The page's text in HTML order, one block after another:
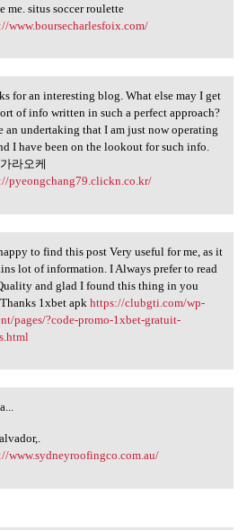
me. situs soccer roulette
www.boursecharlesfoix.com/
for an interesting
for an interesting blog. What else may I get
of info written in such a perfect approach?
an undertaking that I am just now operating
I have been on the lookout for such info.
라오케
pyeongchang79.clickn.co.kr/
to find this post
to find this post Very useful for me, as it
lot of information. I Always prefer to read
and glad I found this thing in you
1xbet apk https://clubgti.com/wp-
pages/?code-promo-1xbet-gratuit-
www.sydneyroofingco.com.au/